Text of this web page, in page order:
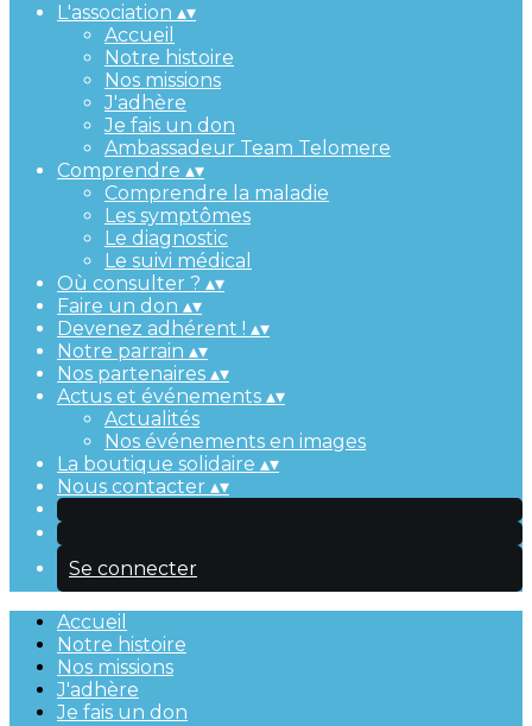
L'association ▴▾
Accueil
Notre histoire
Nos missions
J'adhère
Je fais un don
Ambassadeur Team Telomere
Comprendre ▴▾
Comprendre la maladie
Les symptômes
Le diagnostic
Le suivi médical
Où consulter ? ▴▾
Faire un don ▴▾
Devenez adhérent ! ▴▾
Notre parrain ▴▾
Nos partenaires ▴▾
Actus et événements ▴▾
Actualités
Nos événements en images
La boutique solidaire ▴▾
Nous contacter ▴▾
Se connecter
Accueil
Notre histoire
Nos missions
J'adhère
Je fais un don